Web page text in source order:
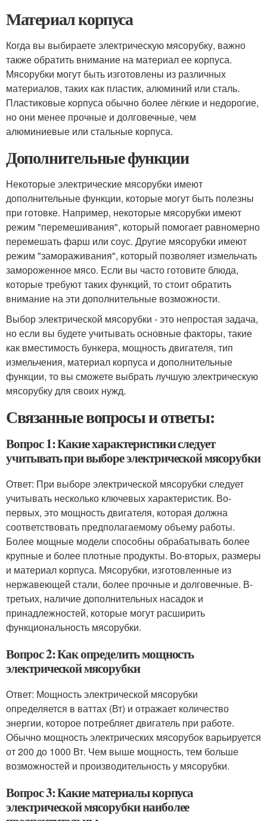
Материал корпуса
Когда вы выбираете электрическую мясорубку, важно
также обратить внимание на материал ее корпуса.
Мясорубки могут быть изготовлены из различных
материалов, таких как пластик, алюминий или сталь.
Пластиковые корпуса обычно более лёгкие и недорогие,
но они менее прочные и долговечные, чем
алюминиевые или стальные корпуса.
Дополнительные функции
Некоторые электрические мясорубки имеют
дополнительные функции, которые могут быть полезны
при готовке. Например, некоторые мясорубки имеют
режим "перемешивания", который помогает равномерно
перемешать фарш или соус. Другие мясорубки имеют
режим "замораживания", который позволяет измельчать
замороженное мясо. Если вы часто готовите блюда,
которые требуют таких функций, то стоит обратить
внимание на эти дополнительные возможности.
Выбор электрической мясорубки - это непростая задача,
но если вы будете учитывать основные факторы, такие
как вместимость бункера, мощность двигателя, тип
измельчения, материал корпуса и дополнительные
функции, то вы сможете выбрать лучшую электрическую
мясорубку для своих нужд.
Связанные вопросы и ответы:
Вопрос 1: Какие характеристики следует
учитывать при выборе электрической мясорубки
Ответ: При выборе электрической мясорубки следует
учитывать несколько ключевых характеристик. Во-
первых, это мощность двигателя, которая должна
соответствовать предполагаемому объему работы.
Более мощные модели способны обрабатывать более
крупные и более плотные продукты. Во-вторых, размеры
и материал корпуса. Мясорубки, изготовленные из
нержавеющей стали, более прочные и долговечные. В-
третьих, наличие дополнительных насадок и
принадлежностей, которые могут расширить
функциональность мясорубки.
Вопрос 2: Как определить мощность
электрической мясорубки
Ответ: Мощность электрической мясорубки
определяется в ваттах (Вт) и отражает количество
энергии, которое потребляет двигатель при работе.
Обычно мощность электрических мясорубок варьируется
от 200 до 1000 Вт. Чем выше мощность, тем больше
возможностей и производительность у мясорубки.
Вопрос 3: Какие материалы корпуса
электрической мясорубки наиболее